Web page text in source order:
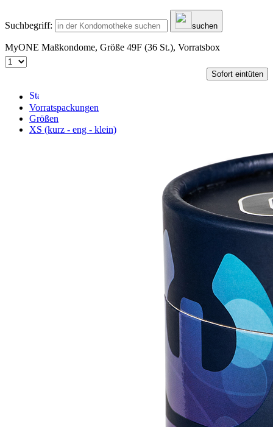
Suchbegriff: suchen
MyONE Maßkondome, Größe 49F (36 St.), Vorratsbox
Sofort eintüten
Vorratspackungen
Größen
XS (kurz - eng - klein)